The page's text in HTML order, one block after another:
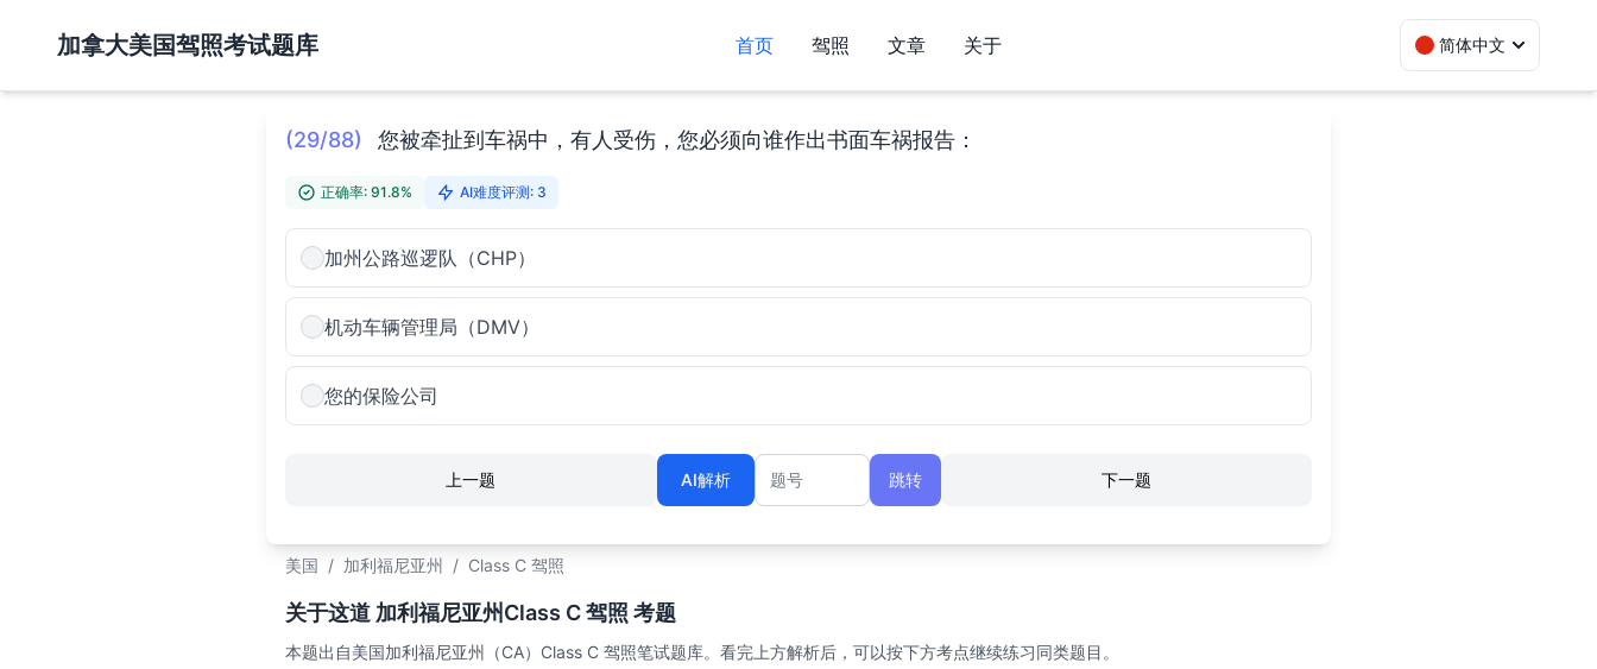
加拿大美国驾照考试题库 简体中文
首页 驾照 文章 关于
(29/88) 您被牵扯到车祸中，有人受伤，您必须向谁作出书面车祸报告：
正确率: 91.8% AI难度评测: 3
加州公路巡逻队（CHP）
机动车辆管理局（DMV）
您的保险公司
上一题 下一题
AI解析
题号
跳转
美国 / 加利福尼亚州 / Class C 驾照
关于这道 加利福尼亚州Class C 驾照 考题
本题出自美国加利福尼亚州（CA）Class C 驾照笔试题库。看完上方解析后，可以按下方考点继续练习同类题目。